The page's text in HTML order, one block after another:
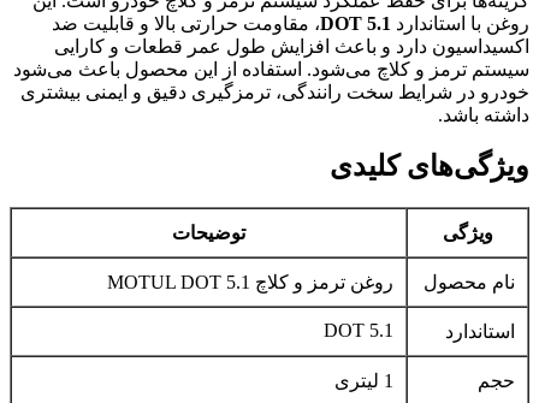
روغن با استاندارد DOT 5.1، مقاومت حرارتی بالا و قابلیت ضد
اکسیداسیون دارد و باعث افزایش طول عمر قطعات و کارایی
سیستم ترمز و کلاچ می‌شود. استفاده از این محصول باعث می‌شود
خودرو در شرایط سخت رانندگی، ترمزگیری دقیق و ایمنی بیشتری
داشته باشد.
ویژگی‌های کلیدی
ویژگی توضیحات
نام محصول روغن ترمز و کلاچ MOTUL DOT 5.1
استاندارد DOT 5.1
حجم 1 لیتری